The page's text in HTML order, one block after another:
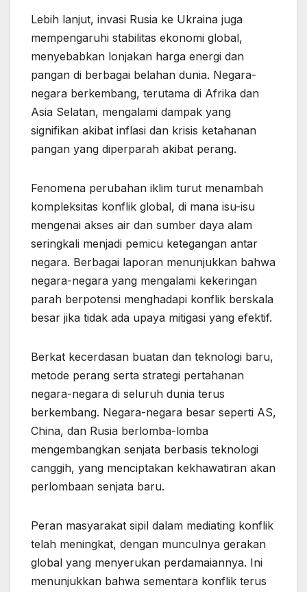
Lebih lanjut, invasi Rusia ke Ukraina juga
mempengaruhi stabilitas ekonomi global,
menyebabkan lonjakan harga energi dan
pangan di berbagai belahan dunia. Negara-
negara berkembang, terutama di Afrika dan
Asia Selatan, mengalami dampak yang
signifikan akibat inflasi dan krisis ketahanan
pangan yang diperparah akibat perang.
Fenomena perubahan iklim turut menambah
kompleksitas konflik global, di mana isu-isu
mengenai akses air dan sumber daya alam
seringkali menjadi pemicu ketegangan antar
negara. Berbagai laporan menunjukkan bahwa
negara-negara yang mengalami kekeringan
parah berpotensi menghadapi konflik berskala
besar jika tidak ada upaya mitigasi yang efektif.
Berkat kecerdasan buatan dan teknologi baru,
metode perang serta strategi pertahanan
negara-negara di seluruh dunia terus
berkembang. Negara-negara besar seperti AS,
China, dan Rusia berlomba-lomba
mengembangkan senjata berbasis teknologi
canggih, yang menciptakan kekhawatiran akan
perlombaan senjata baru.
Peran masyarakat sipil dalam mediating konflik
telah meningkat, dengan munculnya gerakan
global yang menyerukan perdamaiannya. Ini
menunjukkan bahwa sementara konflik terus